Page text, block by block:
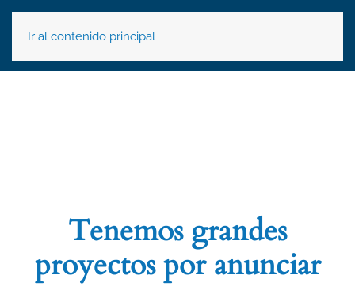
Ir al contenido principal
Tenemos grandes
proyectos por anunciar